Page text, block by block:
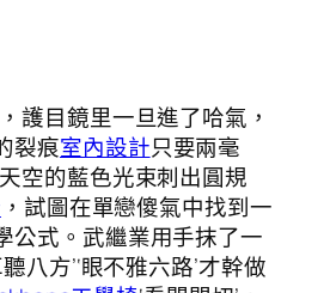
目鏡里一旦進了哈氣，
裂痕室內設計只要兩毫
空的藍色光束刺出圓規
，試圖在單戀傻氣中找到一
公式。武繼業用手抹了一
八方’‘眼不雅六路’才幹做